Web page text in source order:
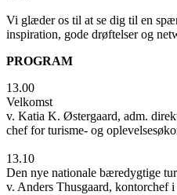
Vi glæder os til at se dig til en
inspiration, gode drøftelser og
PROGRAM
13.00
Velkomst
v. Katia K. Østergaard, adm.
chef for turisme- og
13.10
Den nye nationale bæredygtige
v. Anders Thusgaard, kontorchef